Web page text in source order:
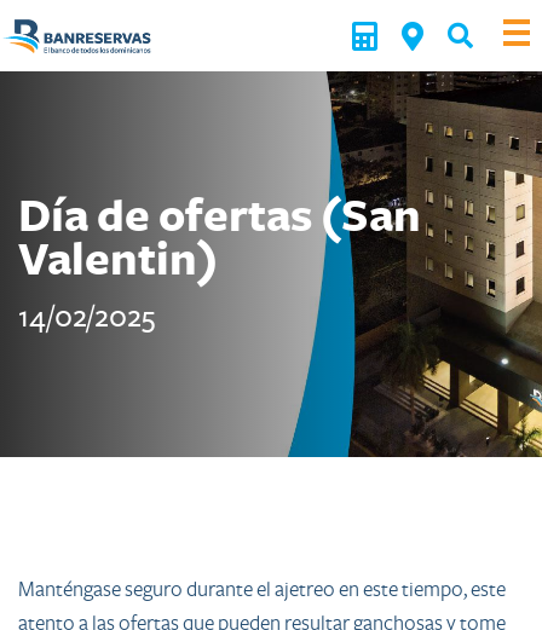
Día de ofertas (San
Valentin)
14/02/2025
Manténgase seguro durante el ajetreo en este tiempo, este
atento a las ofertas que pueden resultar ganchosas y tome